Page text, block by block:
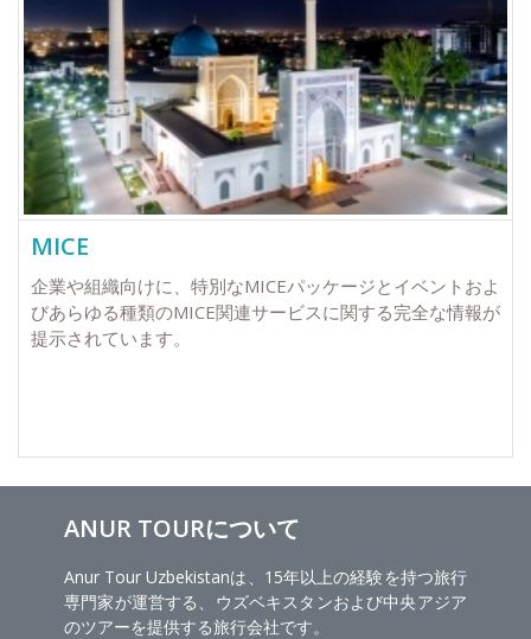
MICE
企業や組織向けに、特別なMICEパッケージとイベントおよ
びあらゆる種類のMICE関連サービスに関する完全な情報が
提示されています。
ANUR TOURについて
Anur Tour Uzbekistanは、15年以上の経験を持つ旅行
専門家が運営する、ウズベキスタンおよび中央アジア
のツアーを提供する旅行会社です。